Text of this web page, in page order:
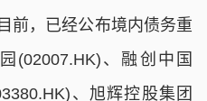
，已经公布境内债务重
(02007.HK)、融创中国
、旭辉控股集团